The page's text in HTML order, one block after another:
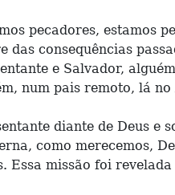
pecadores, estamos
consequências
e Salvador,
num pais remoto, lá
diante de Deus e
como merecemos,
Essa missão foi